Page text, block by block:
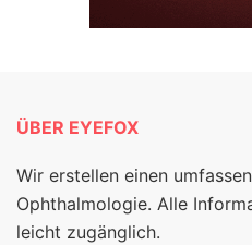
ÜBER EYEFOX
Wir erstellen einen
Ophthalmologie. Alle
leicht zugänglich.